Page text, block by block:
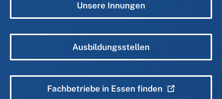
Unsere Innungen
Ausbildungsstellen
Fachbetriebe in Essen finden